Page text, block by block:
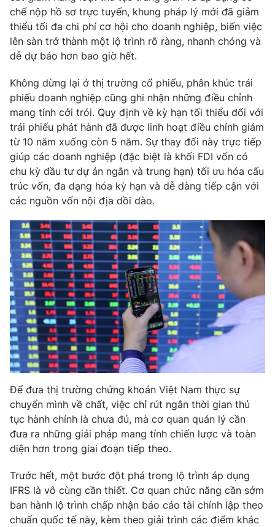
chế nộp hồ sơ trực tuyến, khung pháp lý mới đã giảm
thiểu tối đa chi phí cơ hội cho doanh nghiệp, biến việc
lên sàn trở thành một lộ trình rõ ràng, nhanh chóng và
dễ dự báo hơn bao giờ hết.
Không dừng lại ở thị trường cổ phiếu, phân khúc trái
phiếu doanh nghiệp cũng ghi nhận những điều chỉnh
mang tính cởi trói. Quy định về kỳ hạn tối thiểu đối với
trái phiếu phát hành đã được linh hoạt điều chỉnh giảm
từ 10 năm xuống còn 5 năm. Sự thay đổi này trực tiếp
giúp các doanh nghiệp (đặc biệt là khối FDI vốn có
chu kỳ đầu tư dự án ngắn và trung hạn) tối ưu hóa cấu
trúc vốn, đa dạng hóa kỳ hạn và dễ dàng tiếp cận với
các nguồn vốn nội địa dồi dào.
Để đưa thị trường chứng khoán Việt Nam thực sự
chuyển mình về chất, việc chỉ rút ngắn thời gian thủ
tục hành chính là chưa đủ, mà cơ quan quản lý cần
đưa ra những giải pháp mang tính chiến lược và toàn
diện hơn trong giai đoạn tiếp theo.
Trước hết, một bước đột phá trong lộ trình áp dụng
IFRS là vô cùng cần thiết. Cơ quan chức năng cần sớm
ban hành lộ trình chấp nhận báo cáo tài chính lập theo
chuẩn quốc tế này, kèm theo giải trình các điểm khác